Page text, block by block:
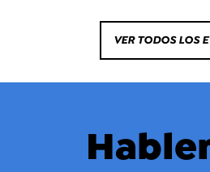
VER TODOS LOS